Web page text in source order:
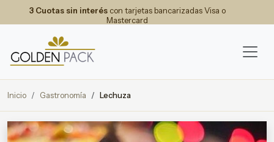
3 Cuotas sin interéscon tarjetas bancarizadas Visa o
Mastercard
Inicio Gastronomía Lechuza